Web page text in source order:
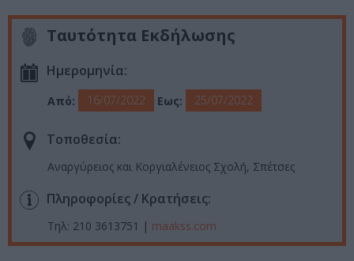
Ταυτότητα Εκδήλωσης
Ημερομηνία:
Από: 16/07/2022 Εως: 25/07/2022
Τοποθεσία:
Αναργύρειος και Κοργιαλένειος Σχολή, Σπέτσες
Πληροφορίες / Κρατήσεις:
Τηλ: 210 3613751 | maakss.com